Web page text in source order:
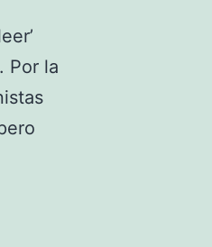
Por la